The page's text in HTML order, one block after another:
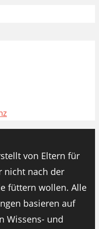
von Eltern für
nicht nach der
füttern wollen. Alle
basieren auf
Wissens- und